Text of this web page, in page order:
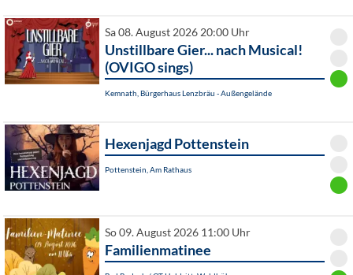
Sa 08. August 2026 20:00 Uhr
Unstillbare Gier... nach Musical!
(OVIGO sings)
Kemnath, Bürgerhaus Lenzbräu - Außengelände
Hexenjagd Pottenstein
Pottenstein, Am Rathaus
So 09. August 2026 11:00 Uhr
Familienmatinee